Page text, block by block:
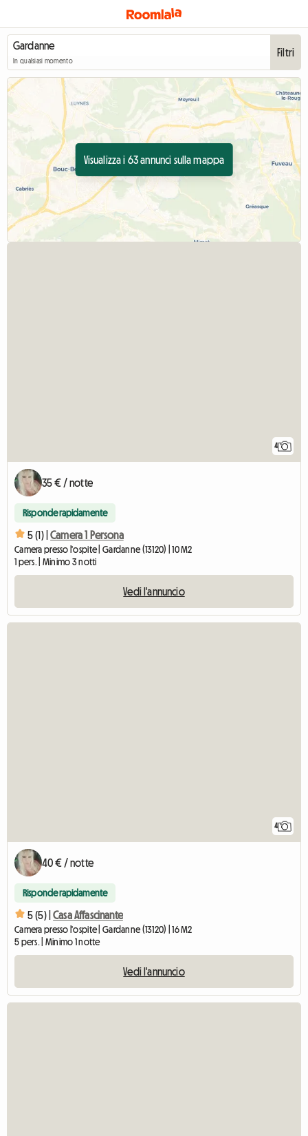
In qualsiasi momento
Filtri
Visualizza i 63 annunci sulla mappa
4
35 € / notte
Risponde rapidamente
5 (1) | Camera 1 Persona
Camera presso l'ospite | Gardanne (13120) | 10 M2
1 pers. | Minimo 3 notti
Vedi l'annuncio
4
40 € / notte
Risponde rapidamente
5 (5) | Casa Affascinante
Camera presso l'ospite | Gardanne (13120) | 16 M2
5 pers. | Minimo 1 notte
Vedi l'annuncio